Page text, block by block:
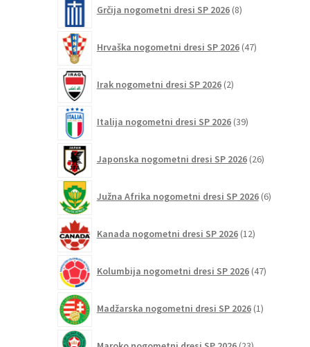
Grčija nogometni dresi SP 2026 8izdelkov
Hrvaška nogometni dresi SP 2026 47izdelkov
Irak nogometni dresi SP 2026 2izdelka
Italija nogometni dresi SP 2026 39izdelkov
Japonska nogometni dresi SP 2026 26izdelkov
Južna Afrika nogometni dresi SP 2026 6izdelkov
Kanada nogometni dresi SP 2026 12izdelkov
Kolumbija nogometni dresi SP 2026 47izdelkov
Madžarska nogometni dresi SP 2026 1izdelek